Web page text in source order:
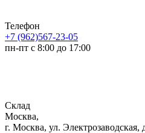
Телефон
+7 (962)567-23-05
пн-пт с 8:00 до 17:00
Склад
Москва,
г. Москва, ул. Электрозаводская,